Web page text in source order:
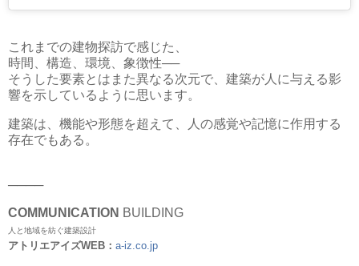
これまでの建物探訪で感じた、
時間、構造、環境、象徴性──
そうした要素とはまた異なる次元で、建築が人に与える影
響を示しているように思います。
建築は、機能や形態を超えて、人の感覚や記憶に作用する
存在でもある。
────
COMMUNICATION BUILDING
人と地域を紡ぐ建築設計
アトリエアイズWEB： a-iz.co.jp